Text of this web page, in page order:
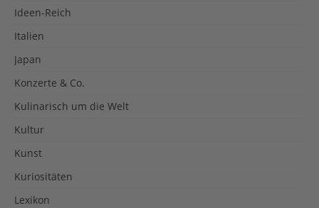
Ideen-Reich
Italien
Japan
Konzerte & Co.
Kulinarisch um die Welt
Kultur
Kunst
Kuriositäten
Lexikon